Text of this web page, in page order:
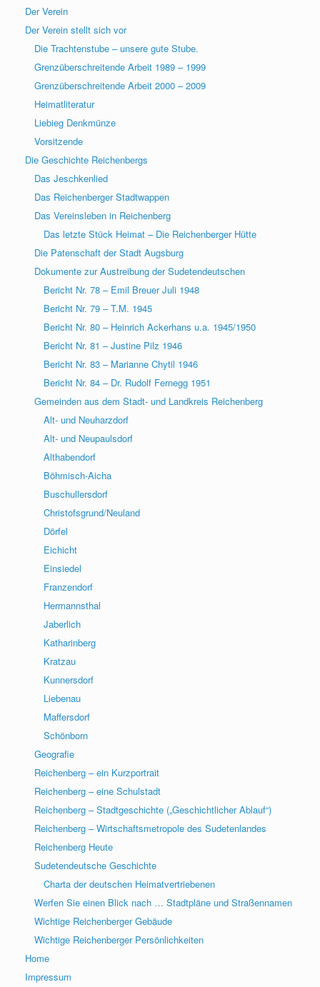
Der Verein
Der Verein stellt sich vor
Die Trachtenstube – unsere gute Stube.
Grenzüberschreitende Arbeit 1989 – 1999
Grenzüberschreitende Arbeit 2000 – 2009
Heimatliteratur
Liebieg Denkmünze
Vorsitzende
Die Geschichte Reichenbergs
Das Jeschkenlied
Das Reichenberger Stadtwappen
Das Vereinsleben in Reichenberg
Das letzte Stück Heimat – Die Reichenberger Hütte
Die Patenschaft der Stadt Augsburg
Dokumente zur Austreibung der Sudetendeutschen
Bericht Nr. 78 – Emil Breuer Juli 1948
Bericht Nr. 79 – T.M. 1945
Bericht Nr. 80 – Heinrich Ackerhans u.a. 1945/1950
Bericht Nr. 81 – Justine Pilz 1946
Bericht Nr. 83 – Marianne Chytil 1946
Bericht Nr. 84 – Dr. Rudolf Fernegg 1951
Gemeinden aus dem Stadt- und Landkreis Reichenberg
Alt- und Neuharzdorf
Alt- und Neupaulsdorf
Althabendorf
Böhmisch-Aicha
Buschullersdorf
Christofsgrund/Neuland
Dörfel
Eichicht
Einsiedel
Franzendorf
Hermannsthal
Jaberlich
Katharinberg
Kratzau
Kunnersdorf
Liebenau
Maffersdorf
Schönborn
Geografie
Reichenberg – ein Kurzportrait
Reichenberg – eine Schulstadt
Reichenberg – Stadtgeschichte („Geschichtlicher Ablauf“)
Reichenberg – Wirtschaftsmetropole des Sudetenlandes
Reichenberg Heute
Sudetendeutsche Geschichte
Charta der deutschen Heimatvertriebenen
Werfen Sie einen Blick nach … Stadtpläne und Straßennamen
Wichtige Reichenberger Gebäude
Wichtige Reichenberger Persönlichkeiten
Home
Impressum